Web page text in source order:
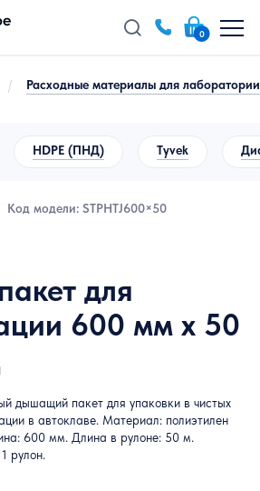
0
/ Расходные материалы для лаборатории
HDPE (ПНД) Tyvek
Код модели: STPHTJ600×50
для
600 мм x 50
дышащий пакет для упаковки в чистых
в автоклаве. Материал: полиэтилен
600 мм. Длина в рулоне: 50 м.
рулон.